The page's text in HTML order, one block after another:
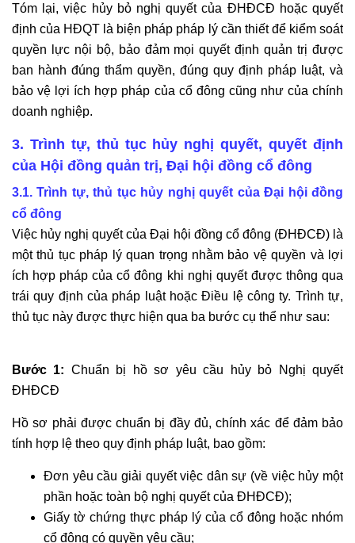
Tóm lại, việc hủy bỏ nghị quyết của ĐHĐCĐ hoặc quyết
định của HĐQT là biện pháp pháp lý cần thiết để kiểm soát
quyền lực nội bộ, bảo đảm mọi quyết định quản trị được
ban hành đúng thẩm quyền, đúng quy định pháp luật, và
bảo vệ lợi ích hợp pháp của cổ đông cũng như của chính
doanh nghiệp.
3. Trình tự, thủ tục hủy nghị quyết, quyết định
của Hội đồng quản trị, Đại hội đồng cổ đông
3.1. Trình tự, thủ tục hủy nghị quyết của Đại hội đồng
cổ đông
Việc hủy nghị quyết của Đại hội đồng cổ đông (ĐHĐCĐ) là
một thủ tục pháp lý quan trọng nhằm bảo vệ quyền và lợi
ích hợp pháp của cổ đông khi nghị quyết được thông qua
trái quy định của pháp luật hoặc Điều lệ công ty. Trình tự,
thủ tục này được thực hiện qua ba bước cụ thể như sau:
Bước 1: Chuẩn bị hồ sơ yêu cầu hủy bỏ Nghị quyết
ĐHĐCĐ
Hồ sơ phải được chuẩn bị đầy đủ, chính xác để đảm bảo
tính hợp lệ theo quy định pháp luật, bao gồm:
Đơn yêu cầu giải quyết việc dân sự (về việc hủy một
phần hoặc toàn bộ nghị quyết của ĐHĐCĐ);
Giấy tờ chứng thực pháp lý của cổ đông hoặc nhóm
cổ đông có quyền yêu cầu;